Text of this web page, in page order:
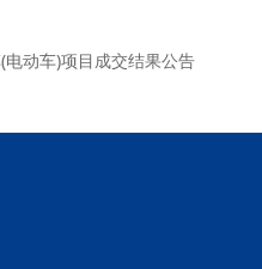
动车)项目成交结果公告